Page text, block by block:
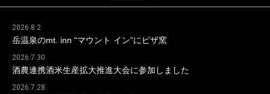
2026.8.2
岳温泉のmt. inn “マウント イン”にピザ窯
2026.7.30
酒農連携酒米生産拡大推進大会に参加しました
2026.7.28